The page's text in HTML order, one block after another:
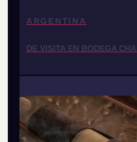
ARGENTINA
DE VISITA EN BODEGA